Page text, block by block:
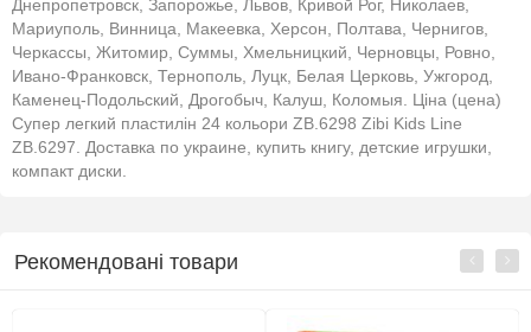
Днепропетровск, Запорожье, Львов, Кривой Рог, Николаев,
Мариуполь, Винница, Макеевка, Херсон, Полтава, Чернигов,
Черкассы, Житомир, Суммы, Хмельницкий, Черновцы, Ровно,
Ивано-Франковск, Тернополь, Луцк, Белая Церковь, Ужгород,
Каменец-Подольский, Дрогобыч, Калуш, Коломыя. Ціна (цена)
Супер легкий пластилін 24 кольори ZB.6298 Zibi Kids Line
ZB.6297. Доставка по украине, купить книгу, детские игрушки,
компакт диски.
Рекомендовані товари